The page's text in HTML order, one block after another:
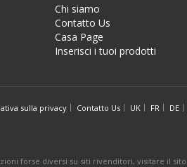
Chi siamo
Contatto Us
Casa Page
Inserisci i tuoi prodotti
sulla privacy Contatto Us UK FR
DE
forse diversi su siti rivenditori, visitare il